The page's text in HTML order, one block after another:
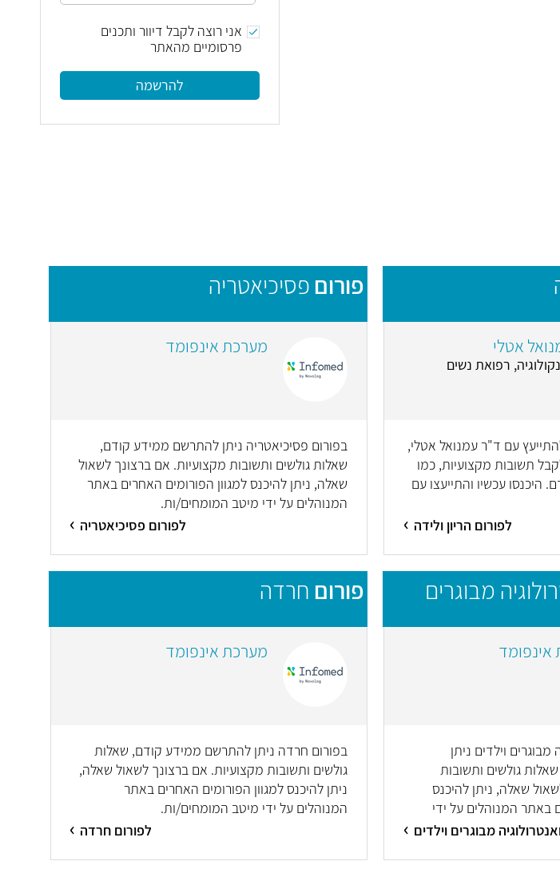
אני רוצה לקבל דיוור ותכנים
פרסומיים מהאתר
להרשמה
אטלי
רפואת נשים
להתייעץ עם ד"ר עמנואל אטלי,
תשובות מקצועיות, כמו
עכשיו והתייעצו עם
לפורום הריון ולידה
פורום פסיכיאטריה
מערכת אינפומד
בפורום פסיכיאטריה ניתן להתרשם ממידע קודם,
שאלות גולשים ותשובות מקצועיות. אם ברצונך לשאול
שאלה, ניתן להיכנס למגוון הפורומים האחרים באתר
המנוהלים על ידי מיטב המומחים/ות.
לפורום פסיכיאטריה
מבוגרים
מבוגרים וילדים ניתן
גולשים ותשובות
שאלה, ניתן להיכנס
באתר המנוהלים על ידי
מבוגרים וילדים
פורום חרדה
מערכת אינפומד
בפורום חרדה ניתן להתרשם ממידע קודם, שאלות
גולשים ותשובות מקצועיות. אם ברצונך לשאול שאלה,
ניתן להיכנס למגוון הפורומים האחרים באתר
המנוהלים על ידי מיטב המומחים/ות.
לפורום חרדה